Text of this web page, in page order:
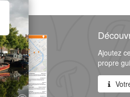
Ajoutez
propre